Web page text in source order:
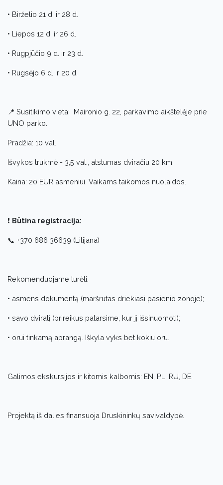
• Birželio 21 d. ir 28 d.
• Liepos 12 d. ir 26 d.
• Rugpjūčio 9 d. ir 23 d.
• Rugsėjo 6 d. ir 20 d.
📍 Susitikimo vieta: Maironio g. 22, parkavimo aikštelėje prie
UNO parko.
Pradžia: 10 val.
Išvykos trukmė - 3,5 val., atstumas dviračiu 20 km.
Kaina: 20 EUR asmeniui. Vaikams taikomos nuolaidos.
❗ Būtina registracija:
📞 +370 686 36639 (Lilijana)
Rekomenduojame turėti:
• asmens dokumentą (maršrutas driekiasi pasienio zonoje);
• savo dviratį (prireikus patarsime, kur jį išsinuomoti);
• orui tinkamą aprangą. Iškyla vyks bet kokiu oru.
Galimos ekskursijos ir kitomis kalbomis: EN, PL, RU, DE.
Projektą iš dalies finansuoja Druskininkų savivaldybė.